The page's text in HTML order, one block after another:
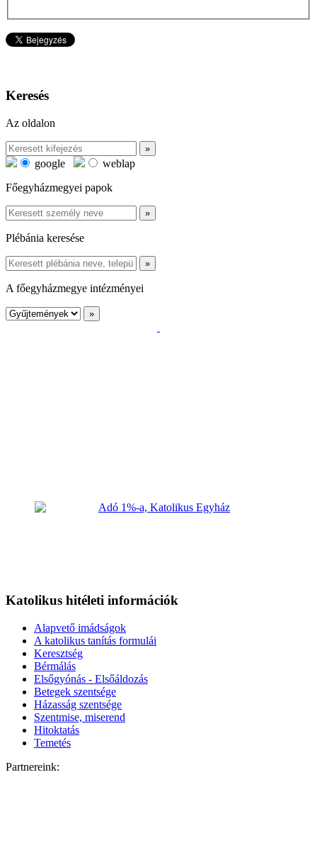
Keresés
Az oldalon
google
weblap
Főegyházmegyei papok
Plébánia keresése
A főegyházmegye intézményei
Katolikus hitéleti információk
Alapvető imádságok
A katolikus tanítás formulái
Keresztség
Bérmálás
Elsőgyónás - Elsőáldozás
Betegek szentsége
Házasság szentsége
Szentmise, miserend
Hitoktatás
Temetés
Partnereink: